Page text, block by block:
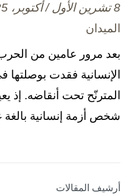
8 تشرين الأول / أكتوبر، 2025
الميدان
بعد مرور عامين من
الإنسانية فقدت بوصلتها
المترنّح تحت أنقاضه. إذ
شخص أزمة إنسانية
أرشيف المقالات